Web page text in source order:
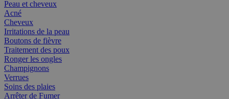
Peau et cheveux
Acné
Cheveux
Irritations de la peau
Boutons de fièvre
Traitement des poux
Ronger les ongles
Champignons
Verrues
Soins des plaies
Arrêter de Fumer